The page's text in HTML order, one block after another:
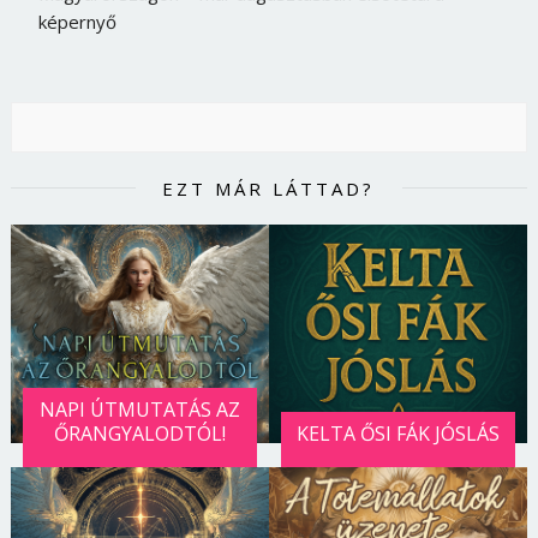
képernyő
EZT MÁR LÁTTAD?
NAPI ÚTMUTATÁS AZ
ŐRANGYALODTÓL!
KELTA ŐSI FÁK JÓSLÁS